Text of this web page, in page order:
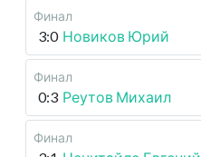
Финал
3:0 Новиков Юрий
Финал
0:3 Реутов Михаил
Финал